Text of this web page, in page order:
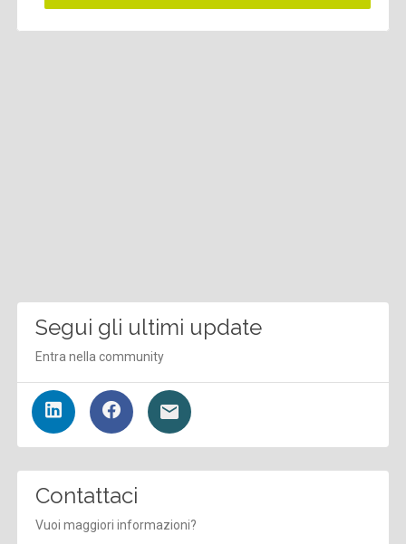
Segui gli ultimi update
Entra nella community
Contattaci
Vuoi maggiori informazioni?